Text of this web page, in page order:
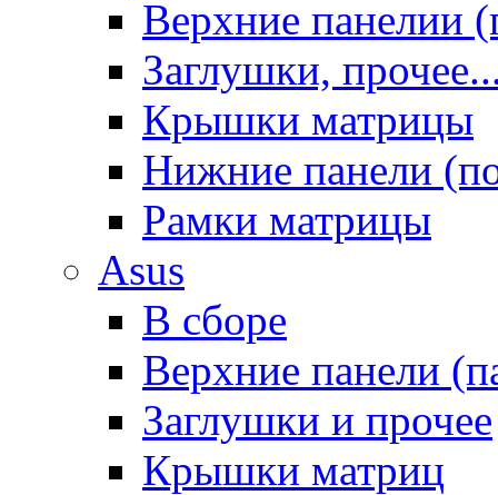
Верхние панелии
Заглушки,
Крышки матрицы
Нижние панели
Рамки матрицы
Asus
В сборе
Верхние панели
Заглушки и прочее
Крышки матриц